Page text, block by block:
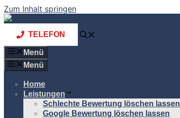
Zum Inhalt springen
TELEFON
Menü
Menü
Home
Leistungen
Schlechte Bewertung löschen lassen
Google Bewertung löschen lassen